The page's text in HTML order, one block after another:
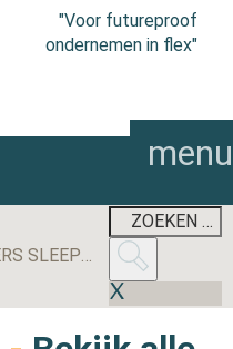
"Voor futureproof
ondernemen in flex"
menu
DEZE LEVERANCIERS SLEEPTEN DE MEESTE AANBESTEDINGEN BINNEN IN 2025EERSTE KAMER STEMT IN MET WET MEER ZEKERHEID FLEXWERKERS